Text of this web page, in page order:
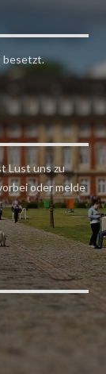
besetzt.
Lust uns zu
oder melde